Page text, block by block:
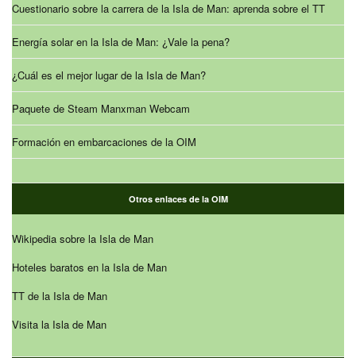
Cuestionario sobre la carrera de la Isla de Man: aprenda sobre el TT
Energía solar en la Isla de Man: ¿Vale la pena?
¿Cuál es el mejor lugar de la Isla de Man?
Paquete de Steam Manxman Webcam
Formación en embarcaciones de la OIM
Otros enlaces de la OIM
Wikipedia sobre la Isla de Man
Hoteles baratos en la Isla de Man
TT de la Isla de Man
Visita la Isla de Man